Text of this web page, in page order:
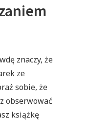
znaczy, że
ze
sobie, że
obserwować
książkę